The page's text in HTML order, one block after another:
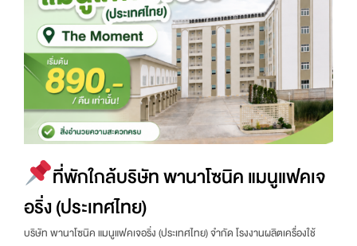
ที่พักใกล้บริษัท พานาโซนิค แมนูแฟคเจ
อริ่ง (ประเทศไทย)
บริษัท พานาโซนิค แมนูแฟคเจอริ่ง (ประเทศไทย) จำกัด โรงงานผลิตเครื่องใช้